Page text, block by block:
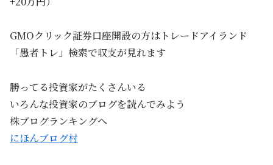
GMOクリック証券口座開設の方はトレードアイランド
「愚者トレ」検索で収支が見れます
勝ってる投資家がたくさんいる
いろんな投資家のブログを読んでみよう
株ブログランキングへ
にほんブログ村